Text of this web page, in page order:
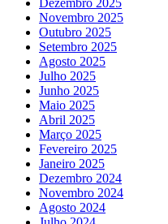
Novembro 2025
Outubro 2025
Setembro 2025
Agosto 2025
Julho 2025
Junho 2025
Maio 2025
Abril 2025
Março 2025
Fevereiro 2025
Janeiro 2025
Dezembro 2024
Novembro 2024
Agosto 2024